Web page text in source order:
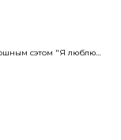
сэтом "Я люблю